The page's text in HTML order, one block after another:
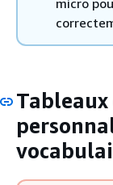
micro